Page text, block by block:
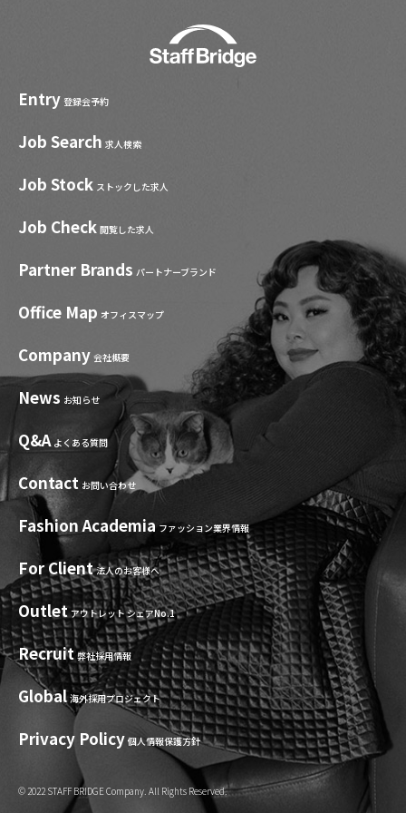
Entry 登録会予約
Job Search 求人検索
Job Stock ストックした求人
Job Check 閲覧した求人
Partner Brands パートナーブランド
Office Map オフィスマップ
Company 会社概要
News お知らせ
Q&A よくある質問
Contact お問い合わせ
Fashion Academia ファッション業界情報
For Client 法人のお客様へ
Outlet アウトレット シェアNo.1
Recruit 弊社採用情報
Global 海外採用プロジェクト
Privacy Policy 個人情報保護方針
© 2022 STAFF BRIDGE Company. All Rights Reserved.